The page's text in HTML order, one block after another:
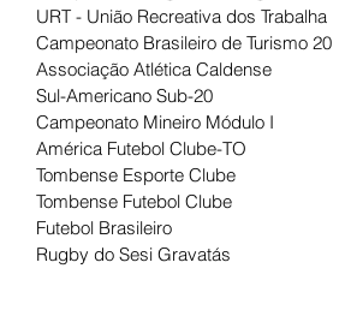
URT - União Recreativa dos Trabalha
Campeonato Brasileiro de Turismo 20
Associação Atlética Caldense
Sul-Americano Sub-20
Campeonato Mineiro Módulo I
América Futebol Clube-TO
Tombense Esporte Clube
Tombense Futebol Clube
Futebol Brasileiro
Rugby do Sesi Gravatás